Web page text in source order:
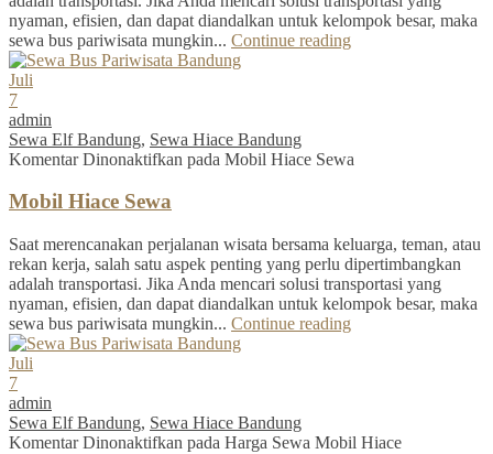
nyaman, efisien, dan dapat diandalkan untuk kelompok besar, maka
sewa bus pariwisata mungkin... Continue reading
Juli
7
admin
Sewa Elf Bandung, Sewa Hiace Bandung
Komentar Dinonaktifkan pada Mobil Hiace Sewa
Mobil Hiace Sewa
Saat merencanakan perjalanan wisata bersama keluarga, teman, atau
rekan kerja, salah satu aspek penting yang perlu dipertimbangkan
adalah transportasi. Jika Anda mencari solusi transportasi yang
nyaman, efisien, dan dapat diandalkan untuk kelompok besar, maka
sewa bus pariwisata mungkin... Continue reading
Juli
7
admin
Sewa Elf Bandung, Sewa Hiace Bandung
Komentar Dinonaktifkan pada Harga Sewa Mobil Hiace